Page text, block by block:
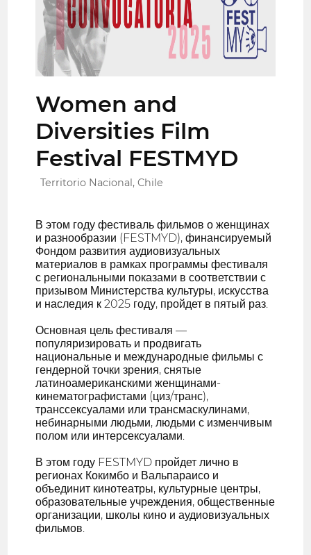
Women and
Diversities Film
Festival FESTMYD
Territorio Nacional, Chile
В этом году фестиваль фильмов о женщинах
и разнообразии (FESTMYD), финансируемый
Фондом развития аудиовизуальных
материалов в рамках программы фестиваля
с региональными показами в соответствии с
призывом Министерства культуры, искусства
и наследия к 2025 году, пройдет в пятый раз.
Основная цель фестиваля —
популяризировать и продвигать
национальные и международные фильмы с
гендерной точки зрения, снятые
латиноамериканскими женщинами-
кинематографистами (циз/транс),
транссексуалами или трансмаскулинами,
небинарными людьми, людьми с изменчивым
полом или интерсексуалами.
В этом году FESTMYD пройдет лично в
регионах Кокимбо и Вальпараисо и
объединит кинотеатры, культурные центры,
образовательные учреждения, общественные
организации, школы кино и аудиовизуальных
фильмов.